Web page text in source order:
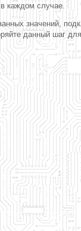
каждом случае.
значений,
данный шаг